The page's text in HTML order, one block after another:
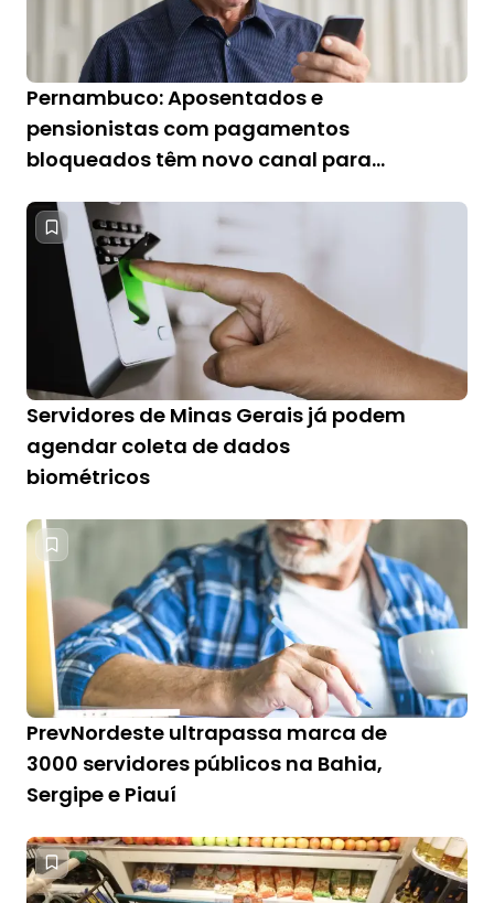
Pernambuco: Aposentados e
pensionistas com pagamentos
bloqueados têm novo canal para
Servidores de Minas Gerais já podem
agendar coleta de dados
biométricos
PrevNordeste ultrapassa marca de
3000 servidores públicos na Bahia,
Sergipe e Piauí